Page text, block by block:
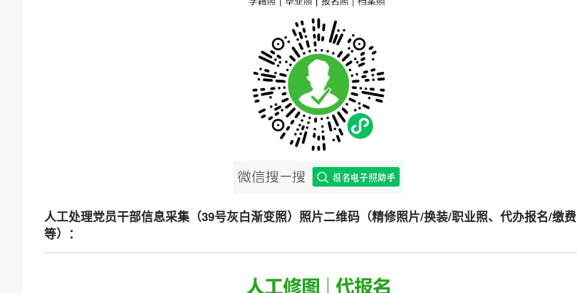
人工处理党员干部信息采集（39号灰白渐变照）照片二维码（精修照片/换装/职业照、代办报名/缴费
等）：